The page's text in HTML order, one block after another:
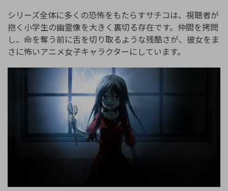
シリーズ全体に多くの恐怖をもたらすサチコは、視聴者が
抱く小学生の幽霊像を大きく裏切る存在です。仲間を拷問
し、命を奪う前に舌を切り取るような残酷さが、彼女をま
さに怖いアニメ女子キャラクターにしています。